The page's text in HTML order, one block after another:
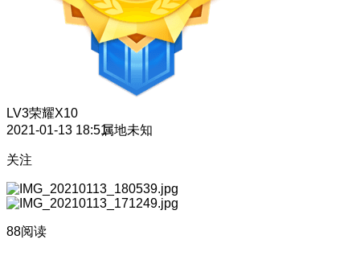
LV3荣耀X10
2021-01-13 18:51属地未知
关注
88阅读